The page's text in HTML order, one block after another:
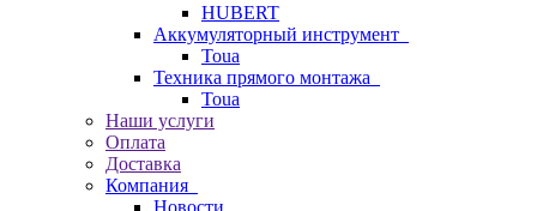
HUBERT
Аккумуляторный инструмент
Toua
Техника прямого монтажа
Toua
Наши услуги
Оплата
Доставка
Компания
Новости